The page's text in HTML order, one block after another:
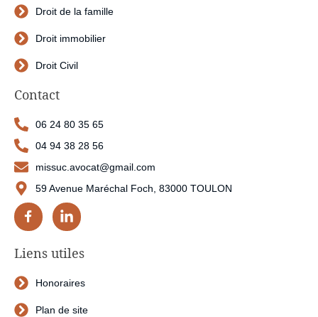
Liens utiles
Honoraires
Plan de site
Droit de la famille
Droit immobilier
Droit Civil
Contact
06 24 80 35 65
04 94 38 28 56
missuc.avocat@gmail.com
59 Avenue Maréchal Foch, 83000 TOULON